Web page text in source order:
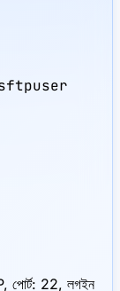
22, লগইন